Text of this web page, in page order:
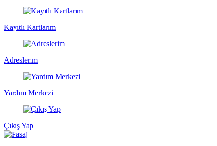
Kayıtlı Kartlarım
Adreslerim
Yardım Merkezi
Çıkış Yap